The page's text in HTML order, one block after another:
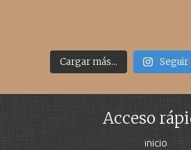
Cargar más...
Acceso
inicio